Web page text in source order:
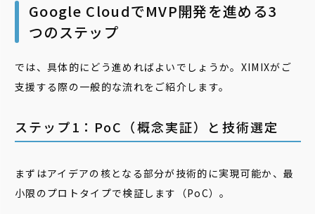
Google CloudでMVP開発を進める3
つのステップ
では、具体的にどう進めればよいでしょうか。XIMIXがご
支援する際の一般的な流れをご紹介します。
ステップ1：PoC（概念実証）と技術選定
まずはアイデアの核となる部分が技術的に実現可能か、最
小限のプロトタイプで検証します（PoC）。